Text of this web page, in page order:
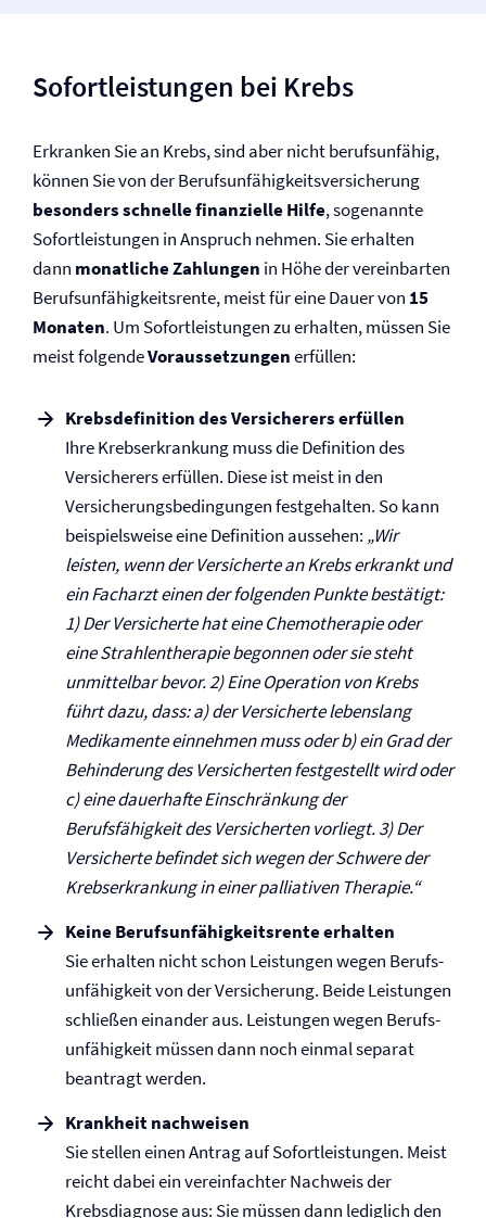
Sofortleistungen bei Krebs
Erkranken Sie an Krebs, sind aber nicht berufsunfähig,
können Sie von der Berufs­unfähigkeits­versicherung
besonders schnelle finanzielle Hilfe, sogenannte
Sofortleistungen in Anspruch nehmen. Sie erhalten
dann monatliche Zahlungen in Höhe der vereinbarten
Berufs­unfähigkeitsrente, meist für eine Dauer von 15
Monaten. Um Sofortleistungen zu erhalten, müssen Sie
meist folgendeVoraussetzungenerfüllen:
Krebsdefinition des Versicherers erfüllen
Ihre Krebserkrankung muss die Definition des
Versicherers erfüllen. Diese ist meist in den
Versicherungs­bedingungen festgehalten. So kann
beispielsweise eine Definition aussehen: „Wir
leisten, wenn der Versicherte an Krebs erkrankt und
ein Facharzt einen der folgenden Punkte bestätigt:
1) Der Versicherte hat eine Chemotherapie oder
eine Strahlentherapie begonnen oder sie steht
unmittelbar bevor. 2)Eine Operation von Krebs
führt dazu, dass: a)der Versicherte lebenslang
Medikamente einnehmen muss oder b) ein Grad der
Behinderung des Versicherten festgestellt wird oder
c)eine dauerhafte Einschränkung der
Berufsfähigkeit des Versicherten vorliegt.3)Der
Versicherte befindet sich wegen der Schwere der
Krebserkrankung in einer palliativen Therapie.“
Keine Berufs­unfähigkeitsrente erhalten
Sie erhalten nicht schon Leistungen wegen Berufs­
unfähigkeit von der Versicherung. Beide Leistungen
schließen einander aus. Leistungen wegen Be­rufs­
un­fähig­keit müssen dann noch einmal separat
beantragt werden.
Krankheit nachweisen
Sie stellen einen Antrag auf Sofortleistungen. Meist
reicht dabei ein vereinfachter Nachweis der
Krebsdiagnose aus: Sie müssen dann lediglich den